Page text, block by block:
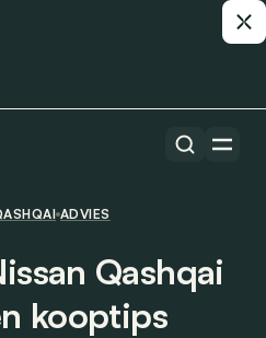
ADVIES
Qashqai
kooptips